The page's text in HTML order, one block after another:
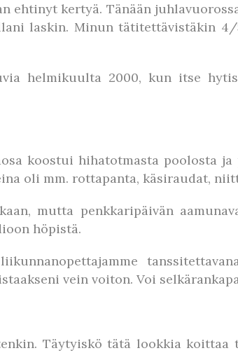
ehtinyt kertyä. Tänään
laskin. Minun tätitettävistäkin
helmikuulta 2000, kun itse
koostui hihatotmasta poolosta
oli mm. rottapanta, käsiraudat,
mutta penkkaripäivän
höpistä.
vein voiton. Voi
Täytyiskö tätä lookkia koittaa